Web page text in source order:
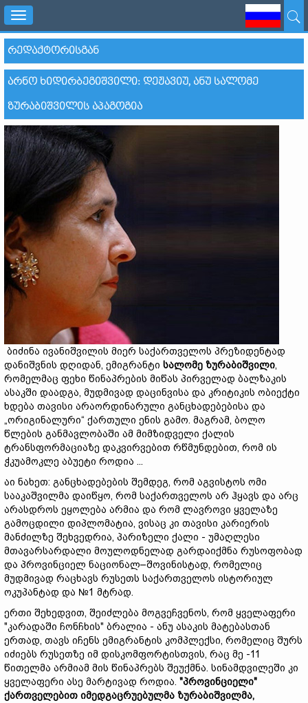
Toggle
navigation
ᲠᲔᲓᲐᲥᲢᲝᲠᲘᲡᲒᲐᲜ
ᲐᲠᲜᲝ ᲮᲘᲓᲘᲠᲑᲔᲒᲘᲨᲕᲘᲚᲘ: ᲓᲔᲟᲐᲕᲘᲣ, ᲐᲜᲣ ᲡᲐᲚᲝᲛᲔ
ᲖᲣᲠᲐᲑᲘᲨᲕᲘᲚᲘᲡ ᲐᲞᲐᲒᲝᲒᲘᲐ
ბიძინა ივანიშვილის მიერ საქართველოს პრეზიდენტად
დანიშვნის დღიდან, ემიგრანტი სალომე ზურაბიშვილი,
რომელმაც ფეხი წინაპრების მიწას პირველად ბალზაკის
ასაკში დაადგა, მუდმივად დაცინვისა და კრიტიკის ობიექტი
ხდება თავისი არაორდინარული განცხადებებისა და
„ორიგინალური“ ქართული ენის გამო. მაგრამ, ბოლო
წლების განმავლობაში ამ მიმზიდველი ქალის
ტრანსფორმაციაზე დაკვირვებით რწმუნდებით, რომ ის
ჭკუამოკლე აბუეტი როდია ...
აი ნახეთ: განცხადებების შემდეგ, რომ აგვისტოს ომი
სააკაშვილმა დაიწყო, რომ საქართველოს არ ჰყავს და არც
არასდროს ეყოლება არმია და რომ ლავროვი ყველაზე
გამოცდილი დიპლომატია, ვისაც კი თავისი კარიერის
მანძილზე შეხვედრია, პარიზელი ქალი - უმაღლესი
მთავარსარდალი მოულოდნელად გარდაიქმნა რუსოფობად
და პროვინციელ ნაციონალ–შოვინისტად, რომელიც
მუდმივად რაცხავს რუსეთს საქართველოს ისტორიულ
ოკუპანტად და №1 მტრად.
ერთი შეხედვით, შეიძლება მოგვეჩვენოს, რომ ყველაფერი
"კარადაში ჩონჩხის" ბრალია - ანუ ასაკის მატებასთან
ერთად, თავს იჩენს ემიგრანტის კომპლექსი, რომელიც შურს
იძიებს რუსეთზე იმ დისკომფორტისთვის, რაც მე -11
წითელმა არმიამ მის წინაპრებს შეუქმნა. სინამდვილეში კი
ყველაფერი ასე მარტივად როდია. "პროვინციელი"
ქართველებით იმედგაცრუებულმა ზურაბიშვილმა,